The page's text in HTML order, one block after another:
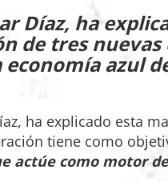
Díaz, ha
de tres nuevas
azul
ha explicado esta
tiene como
actúe como motor